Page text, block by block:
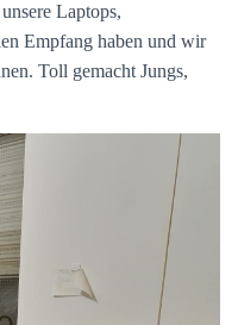
Laptops,
Empfang haben und wir
Toll gemacht Jungs,